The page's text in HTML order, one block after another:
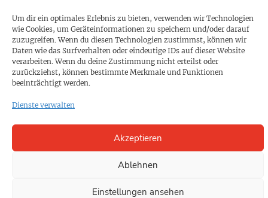
Um dir ein optimales Erlebnis zu bieten, verwenden wir Technologien
wie Cookies, um Geräteinformationen zu speichern und/oder darauf
zuzugreifen. Wenn du diesen Technologien zustimmst, können wir
Daten wie das Surfverhalten oder eindeutige IDs auf dieser Website
verarbeiten. Wenn du deine Zustimmung nicht erteilst oder
zurückziehst, können bestimmte Merkmale und Funktionen
beeinträchtigt werden.
Dienste verwalten
Akzeptieren
Ablehnen
Einstellungen ansehen
Impressum
SPENDEN
Datenschutz